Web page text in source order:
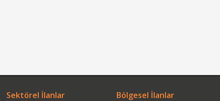
Sektörel İlanlar Bölgesel İlanlar